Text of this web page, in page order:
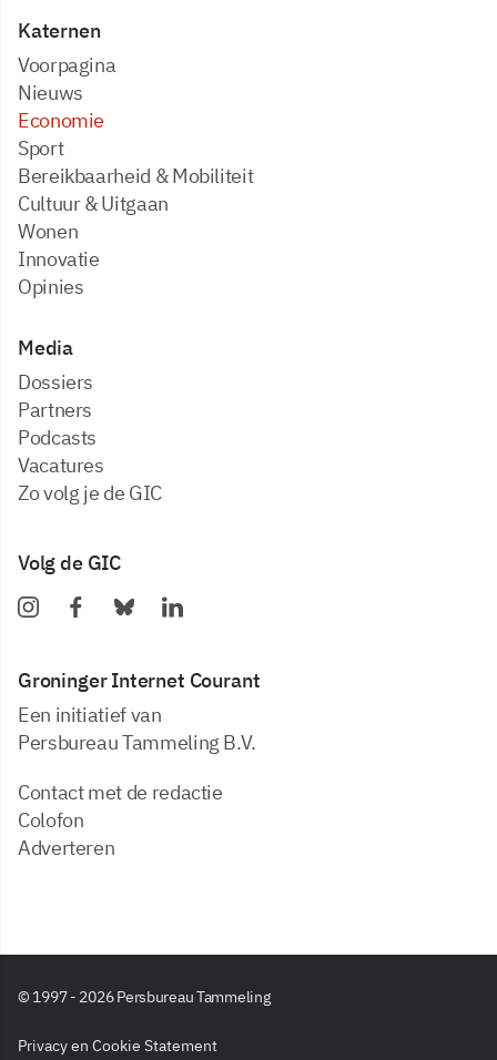
Katernen
Voorpagina
Nieuws
Economie
Sport
Bereikbaarheid & Mobiliteit
Cultuur & Uitgaan
Wonen
Innovatie
Opinies
Media
dossiers
partners
podcasts
vacatures
zo volg je de GIC
Volg de GIC
Groninger Internet Courant
Een initiatief van
Persbureau Tammeling B.V.
Contact met de redactie
Colofon
Adverteren
© 1997 - 2026 Persbureau Tammeling
Privacy en Cookie Statement